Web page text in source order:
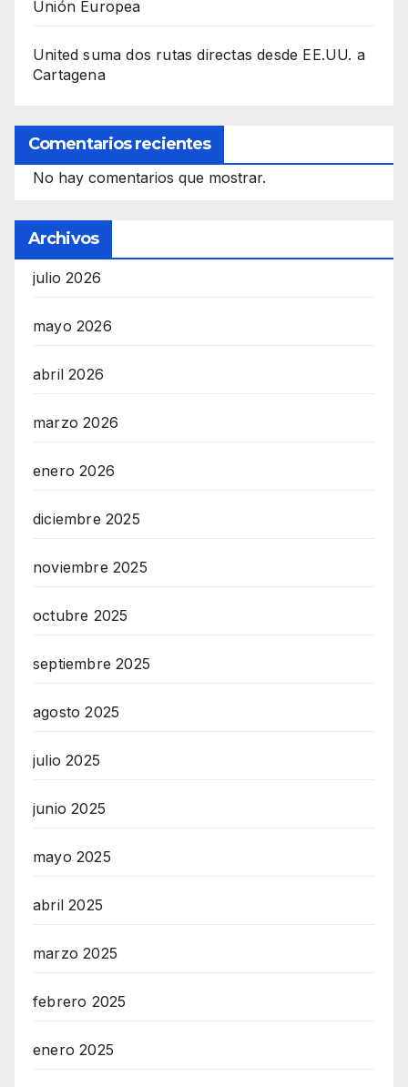
Unión Europea
United suma dos rutas directas desde EE.UU. a
Cartagena
Comentarios recientes
No hay comentarios que mostrar.
Archivos
julio 2026
mayo 2026
abril 2026
marzo 2026
enero 2026
diciembre 2025
noviembre 2025
octubre 2025
septiembre 2025
agosto 2025
julio 2025
junio 2025
mayo 2025
abril 2025
marzo 2025
febrero 2025
enero 2025